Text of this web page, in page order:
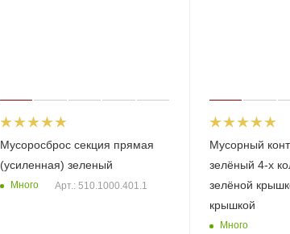
Мусоросброс секция прямая
(усиленная) зеленый
Много Арт.: 510.1000.401.1
Мусорный
зелёный 4-х
зелёной
крышкой
Много